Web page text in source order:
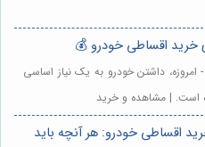
خرید اقساطی خودرو 💰
داشتن خودرو به یک نیاز اساسی
است. | مشاهده و خرید
اقساطی خودرو: هر آنچه باید